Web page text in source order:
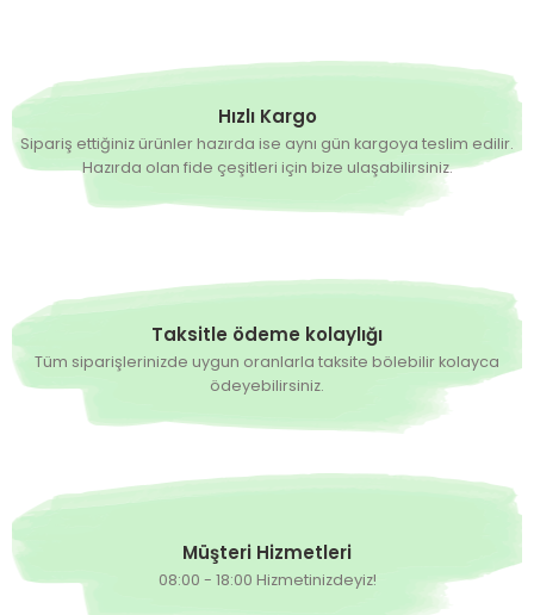
Hızlı Kargo
Sipariş ettiğiniz ürünler hazırda ise aynı gün kargoya teslim edilir.
Hazırda olan fide çeşitleri için bize ulaşabilirsiniz.
Taksitle ödeme kolaylığı
Tüm siparişlerinizde uygun oranlarla taksite bölebilir kolayca
ödeyebilirsiniz.
Müşteri Hizmetleri
08:00 - 18:00 Hizmetinizdeyiz!